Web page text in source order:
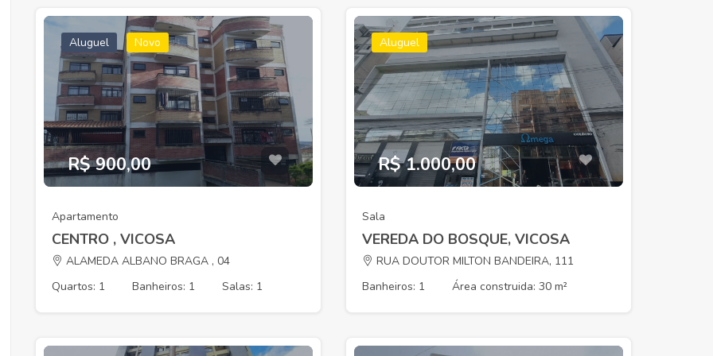
Aluguel Novo
R$ 900,00
Apartamento
CENTRO , VICOSA
ALAMEDA ALBANO BRAGA , 04
Quartos: 1
Banheiros: 1 Salas: 1
Aluguel
R$ 1.000,00
Sala
VEREDA DO BOSQUE, VICOSA
RUA DOUTOR MILTON BANDEIRA, 111
Banheiros: 1
Área construida: 30 m²